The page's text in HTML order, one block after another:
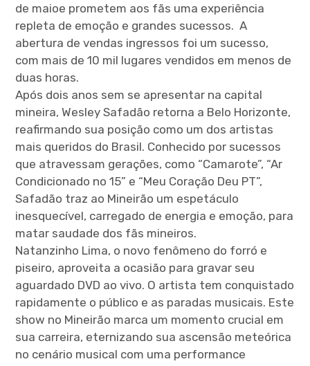
de maioe prometem aos fãs uma experiência
repleta de emoção e grandes sucessos. A
abertura de vendas ingressos foi um sucesso,
com mais de 10 mil lugares vendidos em menos de
duas horas.
Após dois anos sem se apresentar na capital
mineira, Wesley Safadão retorna a Belo Horizonte,
reafirmando sua posição como um dos artistas
mais queridos do Brasil. Conhecido por sucessos
que atravessam gerações, como “Camarote”, “Ar
Condicionado no 15” e “Meu Coração Deu PT”,
Safadão traz ao Mineirão um espetáculo
inesquecível, carregado de energia e emoção, para
matar saudade dos fãs mineiros.
Natanzinho Lima, o novo fenômeno do forró e
piseiro, aproveita a ocasião para gravar seu
aguardado DVD ao vivo. O artista tem conquistado
rapidamente o público e as paradas musicais. Este
show no Mineirão marca um momento crucial em
sua carreira, eternizando sua ascensão meteórica
no cenário musical com uma performance